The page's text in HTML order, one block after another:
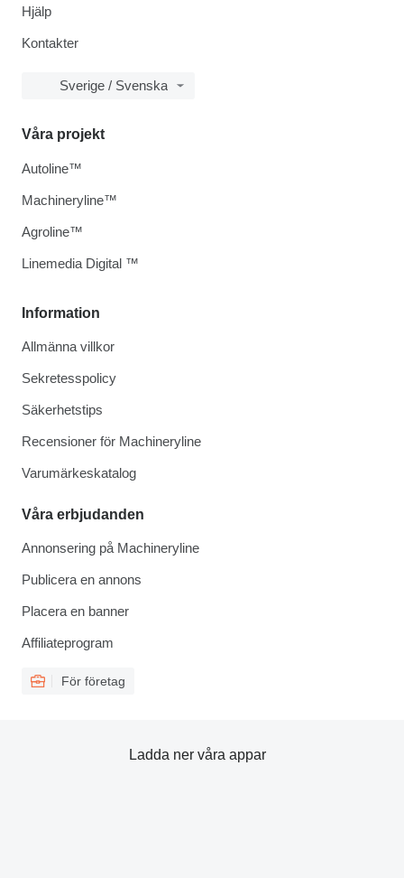
Hjälp
Kontakter
Sverige / Svenska
Information
Allmänna villkor
Sekretesspolicy
Säkerhetstips
Recensioner för Machineryline
Varumärkeskatalog
Våra erbjudanden
Annonsering på Machineryline
Publicera en annons
Placera en banner
Affiliateprogram
För företag
Våra projekt
Autoline™
Machineryline™
Agroline™
Linemedia Digital ™
Ladda ner våra appar